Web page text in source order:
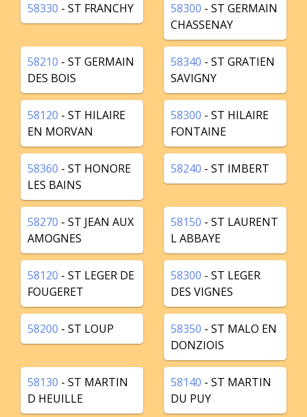
58330 - ST FRANCHY 58300 - ST GERMAIN
CHASSENAY
58210 - ST GERMAIN
DES BOIS
58340 - ST GRATIEN
SAVIGNY
58120 - ST HILAIRE
EN MORVAN
58300 - ST HILAIRE
FONTAINE
58360 - ST HONORE
LES BAINS
58240 - ST IMBERT
58270 - ST JEAN AUX
AMOGNES
58150 - ST LAURENT
L ABBAYE
58120 - ST LEGER DE
FOUGERET
58300 - ST LEGER
DES VIGNES
58200 - ST LOUP 58350 - ST MALO EN
DONZIOIS
58130 - ST MARTIN
D HEUILLE
58140 - ST MARTIN
DU PUY